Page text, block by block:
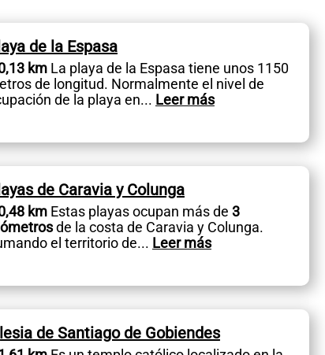
de la Espasa
kmLa playa de la Espasa tiene unos 1150
de longitud. Normalmente el nivel de
de la playa en... Leer más
de Caravia y Colunga
kmEstas playas ocupan más de 3
de la costa de Caravia y Colunga.
el territorio de... Leer más
de Santiago de Gobiendes